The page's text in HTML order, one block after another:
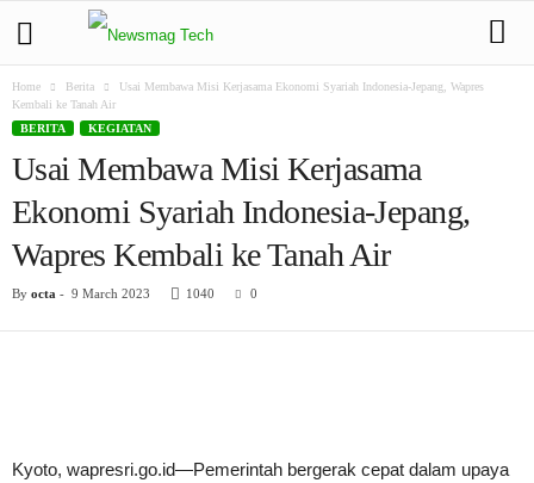
Home Berita
Usai Membawa Misi Kerjasama Ekonomi Syariah Indonesia-Jepang, Wapres
Kembali ke Tanah Air
BERITA
KEGIATAN
Usai Membawa Misi Kerjasama
Ekonomi Syariah Indonesia-Jepang,
Wapres Kembali ke Tanah Air
By octa - 9 March 2023 1040 0
Kyoto, wapresri.go.id—Pemerintah bergerak cepat dalam upaya